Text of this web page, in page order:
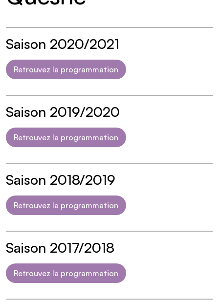
Saison 2020/2021
Retrouvez la programmation
Saison 2019/2020
Retrouvez la programmation
Saison 2018/2019
Retrouvez la programmation
Saison 2017/2018
Retrouvez la programmation